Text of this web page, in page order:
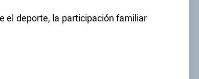
el deporte, la participación familiar